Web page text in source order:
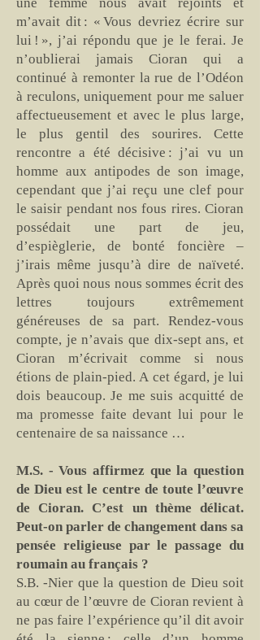
m’avait dit : « Vous devriez écrire sur
lui ! », j’ai répondu que je le ferai. Je
n’oublierai jamais Cioran qui a
continué à remonter la rue de l’Odéon
à reculons, uniquement pour me saluer
affectueusement et avec le plus large,
le plus gentil des sourires. Cette
rencontre a été décisive : j’ai vu un
homme aux antipodes de son image,
cependant que j’ai reçu une clef pour
le saisir pendant nos fous rires. Cioran
possédait une part de jeu,
d’espièglerie, de bonté foncière –
j’irais même jusqu’à dire de naïveté.
Après quoi nous nous sommes écrit des
lettres toujours extrêmement
généreuses de sa part. Rendez-vous
compte, je n’avais que dix-sept ans, et
Cioran m’écrivait comme si nous
étions de plain-pied. A cet égard, je lui
dois beaucoup. Je me suis acquitté de
ma promesse faite devant lui pour le
centenaire de sa naissance …
M.S. - Vous affirmez que la question
de Dieu est le centre de toute l’œuvre
de Cioran. C’est un thème délicat.
Peut-on parler de changement dans sa
pensée religieuse par le passage du
roumain au français ?
S.B. -Nier que la question de Dieu soit
au cœur de l’œuvre de Cioran revient à
ne pas faire l’expérience qu’il dit avoir